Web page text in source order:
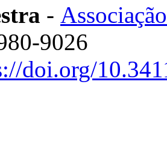
-
9026
doi.org/